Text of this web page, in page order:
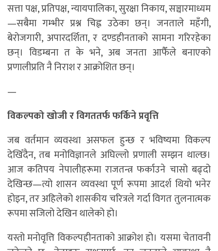
सत्ता पक्ष, प्रतिपक्ष, न्यायपालिका, सुरक्षा निकाय, सञ्चारमाध्यम
—सबैमा गम्भीर प्रश्न चिह्न उठेका छन्। जनताले महँगी,
बेरोजगारी, अपारदर्शिता, र दण्डहीनताको सामना गरिरहेका
छन्। विडम्बना त के भने, अब जनता आफैँले बनाएको
प्रणालीप्रति नै निराश र आक्रोशित छन्।
—
विकल्पको खोजी र विगततर्फ फर्किने प्रवृत्ति
जब वर्तमान व्यवस्था असफल हुन्छ र भविष्यमा विकल्प
देखिँदैन, तब मनोविज्ञानले अघिल्लो प्रणाली सम्झन थाल्छ।
आज कतिपय नेपालीहरूमा राजतन्त्र फर्काउने चासो बढ्दो
देखिन्छ—त्यो शासन व्यवस्था पूर्ण रूपमा आदर्श थियो भनेर
होइन, तर अहिलेको शासकीय चरित्रले गर्दा विगत तुलनात्मक
रूपमा सजिलो देखिन थालेको हो।
यस्तो मनोवृत्ति विकल्पहीनताको आक्रोश हो। यसमा चेतावनी